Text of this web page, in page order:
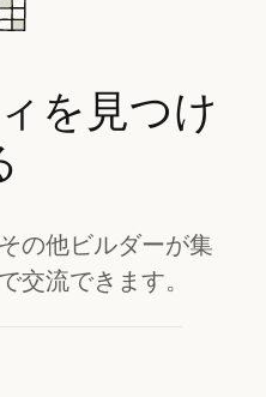
を見つけ
の他ビルダーが集
交流できます。